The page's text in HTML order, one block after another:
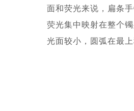
面和荧光来说，扁条
荧光集中映射在整个
光面较小，圆弧在最